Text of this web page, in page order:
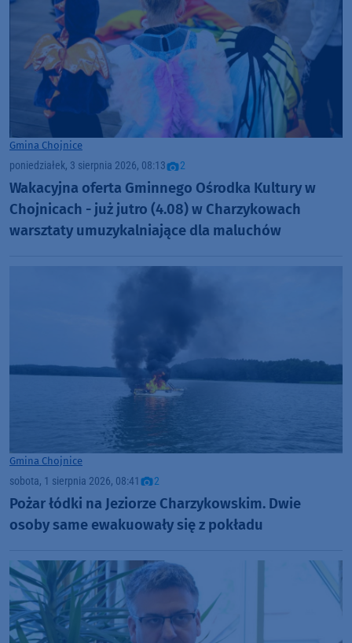
Gmina Chojnice
poniedziałek, 3 sierpnia 2026, 08:13 2
Wakacyjna oferta Gminnego Ośrodka Kultury w
Chojnicach - już jutro (4.08) w Charzykowach
warsztaty umuzykalniające dla maluchów
Gmina Chojnice
sobota, 1 sierpnia 2026, 08:41 2
Pożar łódki na Jeziorze Charzykowskim. Dwie
osoby same ewakuowały się z pokładu